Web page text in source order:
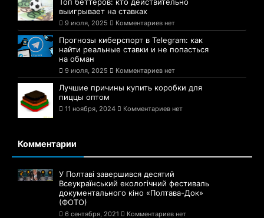
выигрывает на ставках
9 июля, 2025 Комментариев нет
Прогнозы киберспорт в Telegram: как
найти реальные ставки и не попасться
на обман
9 июля, 2025 Комментариев нет
Лучшие причины купить коробки для
пиццы оптом
11 ноября, 2024 Комментариев нет
Комментарии
У Полтаві завершився десятий
Всеукраїнський екологічний фестиваль
документального кіно «Полтава-Док»
(ФОТО)
6 сентября, 2021 Комментариев нет